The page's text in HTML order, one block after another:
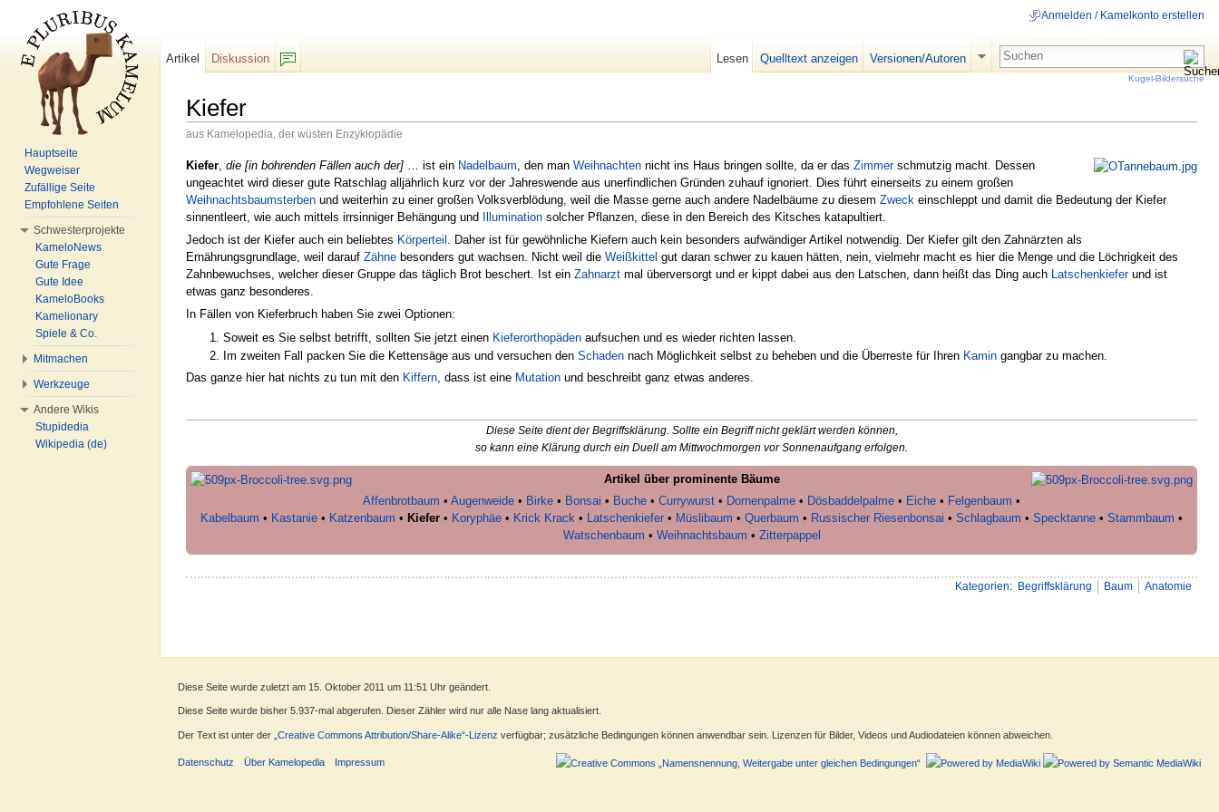
Kiefer
aus Kamelopedia, der wüsten Enzyklopädie
Kiefer die [in bohrenden Fällen auch der] … ist ein Nadelbaum , den man Weihnachten nicht ins Haus bringen sollte, da er das Zimmerschmutzig macht. Dessen
ungeachtet wird dieser gute Ratschlag alljährlich kurz vor der Jahreswende aus unerfindlichen Gründen zuhauf ignoriert. Dies führt einerseits zu einem großen
Weihnachtsbaumsterben und weiterhin zu einer großen Volksverblödung, weil die Masse gerne auch andere Nadelbäume zu diesem Zweck einschleppt und damit die Bedeutung der Kiefer
sinnentleert, wie auch mittels irrsinniger Behängung und Illumination solcher Pflanzen, diese in den Bereich des Kitsches katapultiert.
Jedoch ist der Kiefer auch ein beliebtes Körperteil
. Daher ist für gewöhnliche Kiefern auch kein besonders aufwändiger Artikel notwendig. Der Kiefer gilt den Zahnärzten als
Ernährungsgrundlage, weil darauf Zähne besonders gut wachsen. Nicht weil die Weißkittel gut daran schwer zu kauen hätten, nein, vielmehr macht es hier die Menge und die Löchrigkeit des
Zahnbewuchses, welcher dieser Gruppe das täglich Brot beschert. Ist ein Zahnarzt mal überversorgt und er kippt dabei aus den Latschen, dann heißt das Ding auch Latschenkieferund ist
etwas ganz besonderes.
In Fällen von Kieferbruch haben Sie zwei Optionen:
Soweit es Sie selbst betrifft, sollten Sie jetzt einen Kieferorthopädenaufsuchen und es wieder richten lassen.
Im zweiten Fall packen Sie die Kettensäge aus und versuchen den Schadennach Möglichkeit selbst zu beheben und die Überreste für Ihren Kamingangbar zu machen.
Das ganze hier hat nichts zu tun mit den Kiffern, dass ist eine Mutation und beschreibt ganz etwas anderes.
Diese Seite dient der Begriffsklärung. Sollte ein Begriff nicht geklärt werden können,
so kann eine Klärung durch ein Duell am Mittwochmorgen vor Sonnenaufgang erfolgen.
Artikel über prominente Bäume
Affenbrotbaum • Augenweide • Birke • Bonsai • Buche • Currywurst • Dornenpalme • Dösbaddelpalme • Eiche • Felgenbaum •
Kabelbaum • Kastanie • Katzenbaum • Kiefer • Koryphäe • Krick Krack • Latschenkiefer • Müslibaum • Querbaum • Russischer Riesenbonsai • Schlagbaum • Specktanne • Stammbaum •
Watschenbaum • Weihnachtsbaum • Zitterpappel
Kategorien: Begriffsklärung Baum Anatomie
Anmelden / Kamelkonto erstellen
Artikel
Diskussion
Lesen Quelltext anzeigen Versionen/Autoren
Kugel-Bildersuche
Hauptseite
Wegweiser
Zufällige Seite
Empfohlene Seiten
Schwesterprojekte
KameloNews
Gute Frage
Gute Idee
KameloBooks
Kamelionary
Spiele & Co.
Mitmachen
Werkzeuge
Andere Wikis
Stupidedia
Wikipedia (de)
Diese Seite wurde zuletzt am 15. Oktober 2011 um 11:51 Uhr geändert.
Diese Seite wurde bisher 5.937-mal abgerufen. Dieser Zähler wird nur alle Nase lang aktualisiert.
Der Text ist unter der „Creative Commons Attribution/Share-Alike“-Lizenz verfügbar; zusätzliche Bedingungen können anwendbar sein. Lizenzen für Bilder, Videos und Audiodateien können abweichen.
Datenschutz Über Kamelopedia Impressum